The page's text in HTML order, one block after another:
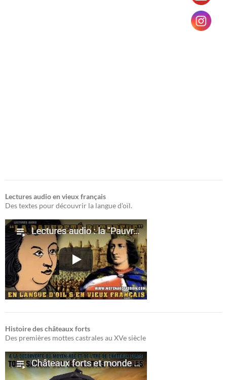
Lectures audio en vieux français
Des textes pour découvrir la langue d'oïl.
Histoire des châteaux forts
Des premières mottes castrales au XVe siècle